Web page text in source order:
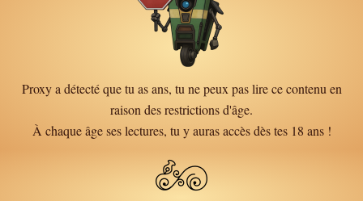
Proxy a détecté que tu as ans, tu ne peux pas lire ce contenu en
raison des restrictions d'âge.
À chaque âge ses lectures, tu y auras accès dès tes 18 ans !